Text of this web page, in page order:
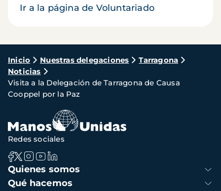
Ir a la página de Voluntariado
Ruta
de
navegación
Inicio Nuestras delegaciones
Tarragona
Noticias
Visita a la Delegación de Tarragona de Causa
Cooppel por la Paz
Navegación
principal
Quienes somos
Qué hacemos
Redes sociales